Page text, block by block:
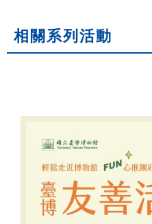
相關系列活動